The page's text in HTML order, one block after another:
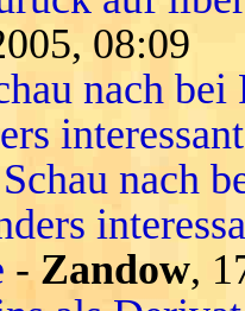
08:09
nach
interessant
nach
- Zandow,